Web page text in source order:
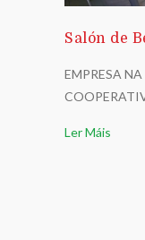
Salón de
EMPRESA
Ler Máis